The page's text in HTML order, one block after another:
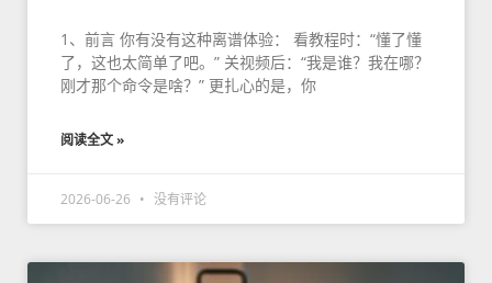
1、前言 你有没有这种离谱体验： 看教程时：“懂了懂
了，这也太简单了吧。” 关视频后：“我是谁？我在哪？
刚才那个命令是啥？” 更扎心的是，你
阅读全文 »
2026-06-26 没有评论